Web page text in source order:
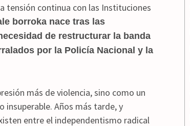
tensión continua con las Instituciones
borroka nace tras las
de restructurar la banda
por la Policía Nacional y la
más de violencia, sino como un
insuperable. Años más tarde, y
entre el independentismo radical